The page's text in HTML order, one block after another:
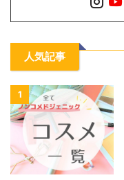
人気記事
1